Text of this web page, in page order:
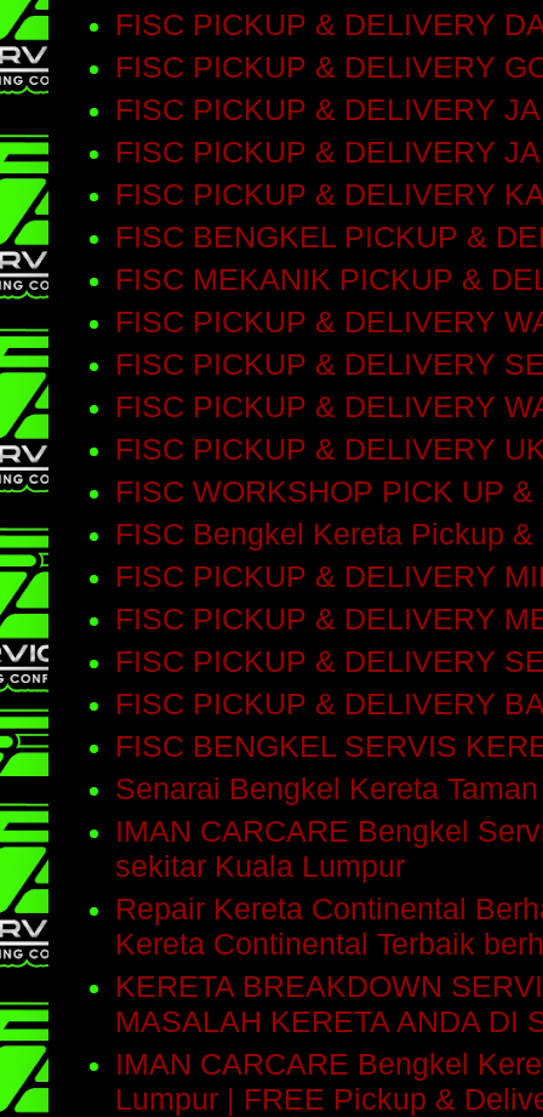
FISC PICKUP & DELIVERY
FISC PICKUP & DELIVERY
FISC PICKUP & DELIVERY
FISC PICKUP & DELIVERY
FISC PICKUP & DELIVERY
FISC BENGKEL PICKUP &
FISC MEKANIK PICKUP &
FISC PICKUP & DELIVERY
FISC PICKUP & DELIVERY
FISC PICKUP & DELIVERY
FISC PICKUP & DELIVERY
FISC WORKSHOP PICK UP
FISC Bengkel Kereta Pickup
FISC PICKUP & DELIVERY
FISC PICKUP & DELIVERY
FISC PICKUP & DELIVERY
FISC PICKUP & DELIVERY
FISC BENGKEL SERVIS
Senarai Bengkel Kereta
IMAN CARCARE Bengkel
sekitar Kuala Lumpur
Repair Kereta Continental
Kereta Continental Terbaik
KERETA BREAKDOWN
MASALAH KERETA ANDA DI
IMAN CARCARE Bengkel
Lumpur | FREE Pickup &